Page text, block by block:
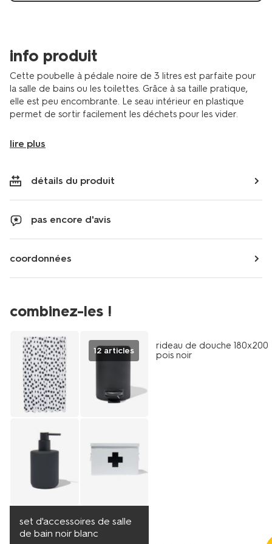
info produit
Cette poubelle à pédale noire de 3 litres est parfaite pour
la salle de bains ou les toilettes. Grâce à sa taille pratique,
elle est peu encombrante. Le seau intérieur en plastique
permet de sortir facilement les déchets pour les vider.
lire plus
détails du produit
pas encore d'avis
coordonnées
combinez-les !
12 articles
set d'accessoires de salle
de bain noir blanc
rideau de douche
pois noir